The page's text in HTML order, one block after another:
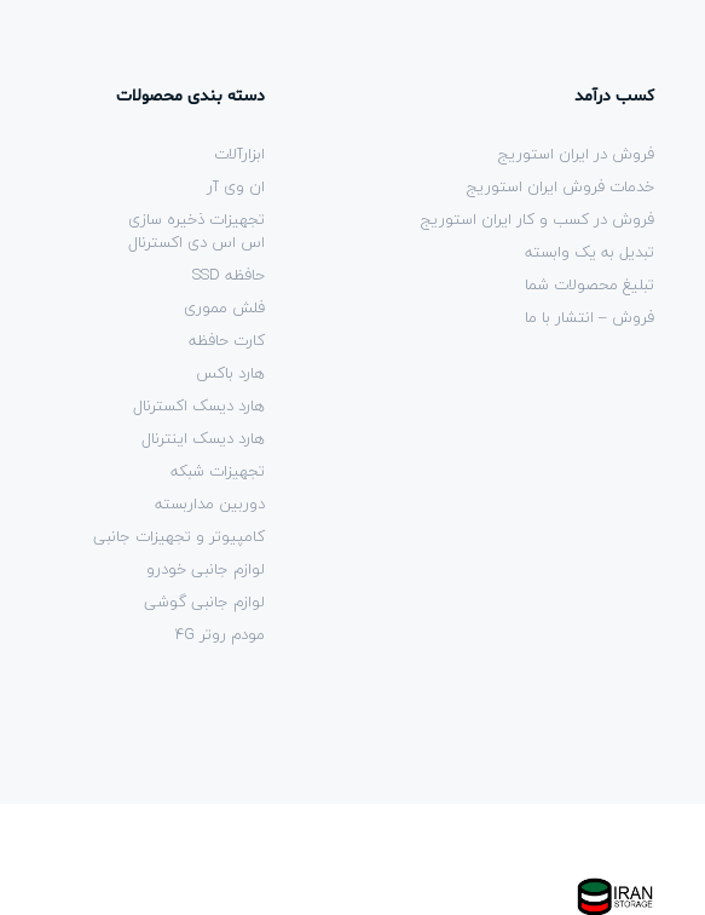
کسب درآمد
فروش در ایران استوریج
خدمات فروش ایران استوریج
فروش در کسب و کار ایران استوریج
تبدیل به یک وابسته
تبلیغ محصولات شما
فروش – انتشار با ما
دسته بندی محصولات
ابزارآلات
ان وی آر
تجهیزات ذخیره سازی
اس اس دی اکسترنال
حافظه SSD
فلش مموری
کارت حافظه
هارد باکس
هارد دیسک اکسترنال
هارد دیسک اینترنال
تجهیزات شبکه
دوربین مداربسته
کامپیوتر و تجهیزات جانبی
لوازم جانبی خودرو
لوازم جانبی گوشی
مودم روتر 4G